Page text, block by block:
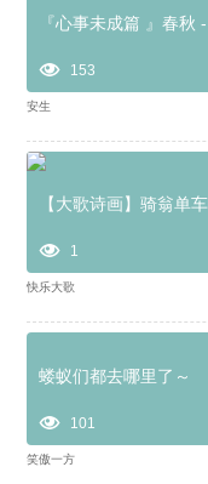
『心事未成篇 』春秋
153
安生
【大歌诗画】骑翁单
1
快乐大歌
蝼蚁们都去哪里了～
101
笑傲一方